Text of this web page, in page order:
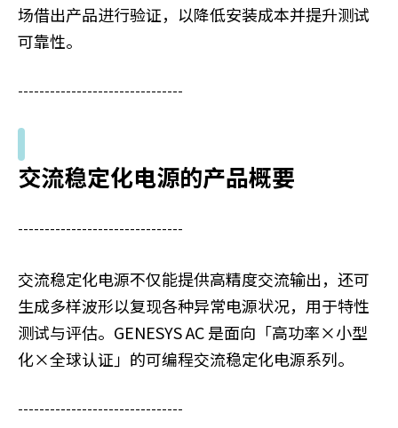
场借出产品进行验证，以降低安装成本并提升测试
可靠性。
-------------------------------
交流稳定化电源的产品概要
-------------------------------
交流稳定化电源不仅能提供高精度交流输出，还可
生成多样波形以复现各种异常电源状况，用于特性
测试与评估。GENESYS AC 是面向「高功率×小型
化×全球认证」的可编程交流稳定化电源系列。
-------------------------------